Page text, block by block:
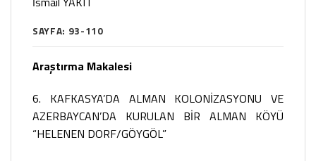
SAYFA: 93-110
Araştırma Makalesi
6. KAFKASYA’DA ALMAN KOLONİZASYONU VE
AZERBAYCAN’DA KURULAN BİR ALMAN KÖYÜ
“HELENEN DORF/GÖYGÖL”